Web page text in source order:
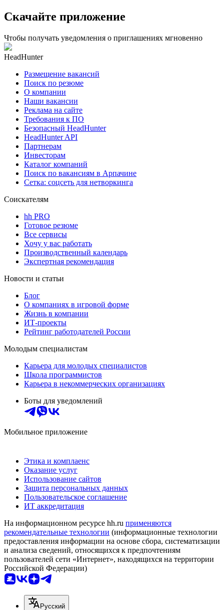
Скачайте приложение
Чтобы получать уведомления о приглашениях мгновенно
HeadHunter
Размещение вакансий
Поиск по резюме
О компании
Наши вакансии
Реклама на сайте
Требования к ПО
Безопасный HeadHunter
HeadHunter API
Партнерам
Инвесторам
Каталог компаний
Поиск по вакансиям в Арпачине
Сетка: соцсеть для нетворкинга
Соискателям
hh PRO
Готовое резюме
Все сервисы
Хочу у вас работать
Производственный календарь
Экспертная рекомендация
Новости и статьи
Блог
О компаниях в игровой форме
Жизнь в компании
ИТ-проекты
Рейтинг работодателей России
Молодым специалистам
Карьера для молодых специалистов
Школа программистов
Карьера в некоммерческих организациях
Боты для уведомлений
Мобильное приложение
Этика и комплаенс
Оказание услуг
Использование сайтов
Защита персональных данных
Пользовательское соглашение
ИТ аккредитация
На информационном ресурсе hh.ru применяются
рекомендательные технологии (информационные технологии
предоставления информации на основе сбора, систематизации
и анализа сведений, относящихся к предпочтениям
пользователей сети «Интернет», находящихся на территории
Российской Федерации)
Русский